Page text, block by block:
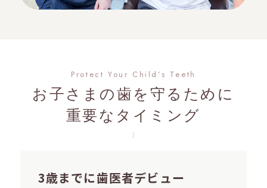
Protect Your Child’s Teeth
お子さまの歯を守るために
重要なタイミング
3歳までに歯医者デビュー